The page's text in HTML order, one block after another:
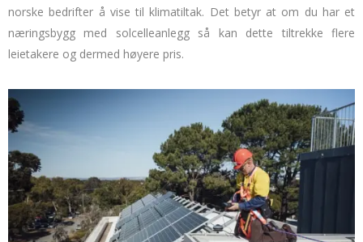
norske bedrifter å vise til klimatiltak. Det betyr at om du har et
næringsbygg med solcelleanlegg så kan dette tiltrekke flere
leietakere og dermed høyere pris.